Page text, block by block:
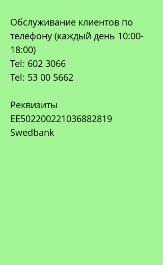
Обслуживание клиентов по
телефону (каждый день 10:00-
18:00)
Tel: 602 3066
Tel: 53 00 5662
Реквизиты
EE502200221036882819
Swedbank